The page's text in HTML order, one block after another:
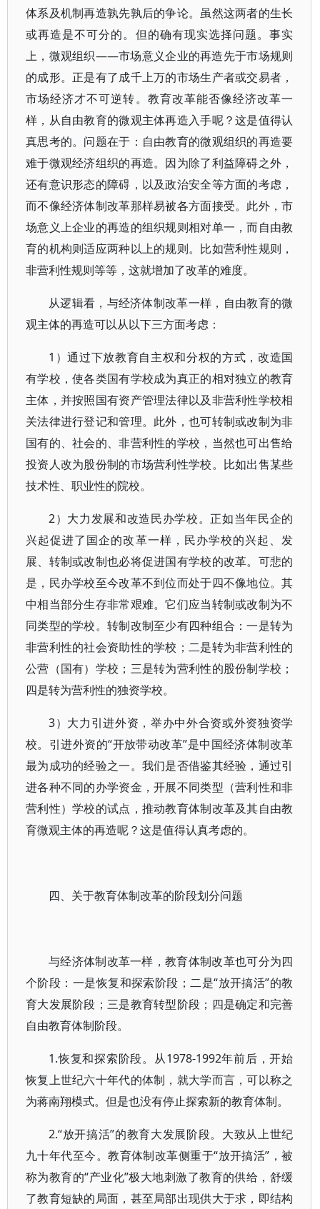
体系及机制再造孰先孰后的争论。虽然这两者的生长
或再造是不可分的。但的确有现实选择问题。事实
上，微观组织——市场意义企业的再造先于市场规则
的成形。正是有了成千上万的市场生产者或交易者，
市场经济才不可逆转。教育改革能否像经济改革一
样，从自由教育的微观主体再造入手呢？这是值得认
真思考的。问题在于：自由教育的微观组织的再造要
难于微观经济组织的再造。因为除了利益障碍之外，
还有意识形态的障碍，以及政治安全等方面的考虑，
而不像经济体制改革那样易被各方面接受。此外，市
场意义上企业的再造的组织规则相对单一，而自由教
育的机构则适应两种以上的规则。比如营利性规则，
非营利性规则等等，这就增加了改革的难度。
从逻辑看，与经济体制改革一样，自由教育的微
观主体的再造可以从以下三方面考虑：
1）通过下放教育自主权和分权的方式，改造国
有学校，使各类国有学校成为真正的相对独立的教育
主体，并按照国有资产管理法律以及非营利性学校相
关法律进行登记和管理。此外，也可转制或改制为非
国有的、社会的、非营利性的学校，当然也可出售给
投资人改为股份制的市场营利性学校。比如出售某些
技术性、职业性的院校。
2）大力发展和改造民办学校。正如当年民企的
兴起促进了国企的改革一样，民办学校的兴起、发
展、转制或改制也必将促进国有学校的改革。可悲的
是，民办学校至今改革不到位而处于四不像地位。其
中相当部分生存非常艰难。它们应当转制或改制为不
同类型的学校。转制改制至少有四种组合：一是转为
非营利性的社会资助性的学校；二是转为非营利性的
公营（国有）学校；三是转为营利性的股份制学校；
四是转为营利性的独资学校。
3）大力引进外资，举办中外合资或外资独资学
校。引进外资的“开放带动改革”是中国经济体制改革
最为成功的经验之一。我们是否借鉴其经验，通过引
进各种不同的办学资金，开展不同类型（营利性和非
营利性）学校的试点，推动教育体制改革及其自由教
育微观主体的再造呢？这是值得认真考虑的。
四、关于教育体制改革的阶段划分问题
与经济体制改革一样，教育体制改革也可分为四
个阶段：一是恢复和探索阶段；二是“放开搞活”的教
育大发展阶段；三是教育转型阶段；四是确定和完善
自由教育体制阶段。
1.恢复和探索阶段。从1978-1992年前后，开始
恢复上世纪六十年代的体制，就大学而言，可以称之
为蒋南翔模式。但是也没有停止探索新的教育体制。
2.“放开搞活”的教育大发展阶段。大致从上世纪
九十年代至今。教育体制改革侧重于“放开搞活”，被
称为教育的“产业化”极大地刺激了教育的供给，舒缓
了教育短缺的局面，甚至局部出现供大于求，即结构